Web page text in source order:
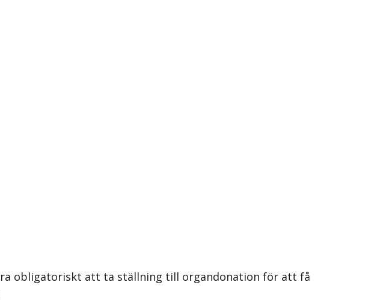
obligatoriskt att ta ställning till organdonation för att få